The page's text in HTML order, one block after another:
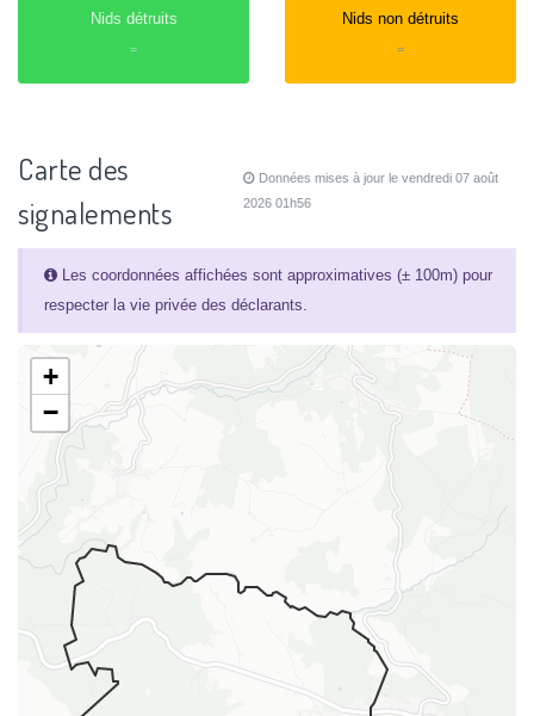
Nids détruits
=
Nids non détruits
=
Carte des
signalements
Données mises à jour le vendredi 07 août
2026 01h56
Les coordonnées affichées sont approximatives (± 100m) pour
respecter la vie privée des déclarants.
+
−